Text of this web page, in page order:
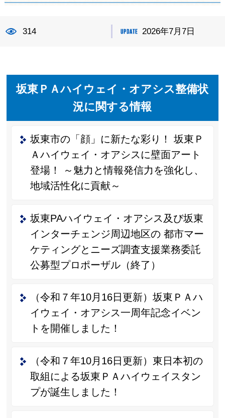
314 2026年7月7日
坂東ＰＡハイウェイ・オアシス整備状
況に関する情報
坂東市の「顔」に新たな彩り！ 坂東Ｐ
Ａハイウェイ・オアシスに壁面アート
登場！ ～魅力と情報発信力を強化し、
地域活性化に貢献～
坂東PAハイウェイ・オアシス及び坂東
インターチェンジ周辺地区の 都市マー
ケティングとニーズ調査支援業務委託
公募型プロポーザル（終了）
（令和７年10月16日更新）坂東ＰＡハ
イウェイ・オアシス一周年記念イベン
トを開催しました！
（令和７年10月16日更新）東日本初の
取組による坂東ＰＡハイウェイスタン
プが誕生しました！